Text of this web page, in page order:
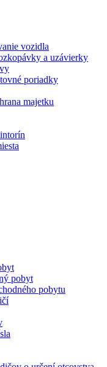
vozidla
a uzávierky
poriadky
majetku
pobyt
pobytu